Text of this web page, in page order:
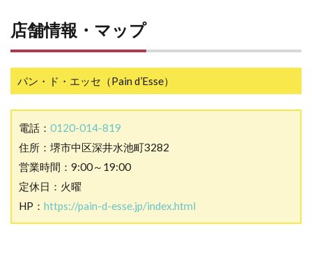
店舗情報・マップ
パン・ド・エッセ（Pain d’Esse）
電話： 0120-014-819
住所：堺市中区深井水池町3282
営業時間：9:00～19:00
定休日：火曜
HP： https://pain-d-esse.jp/index.html